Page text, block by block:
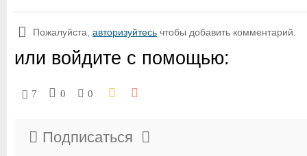
Пожалуйста, авторизуйтесь чтобы добавить комментарий.
или войдите с помощью:
7 0 0
Подписаться